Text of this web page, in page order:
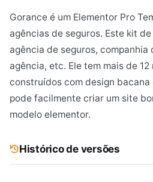
Gorance é um Elementor Pro
agências de seguros. Este kit
agência de seguros, companhia
agência, etc. Ele tem mais de
construídos com design bacana
pode facilmente criar um site
modelo elementor.
Histórico de versões